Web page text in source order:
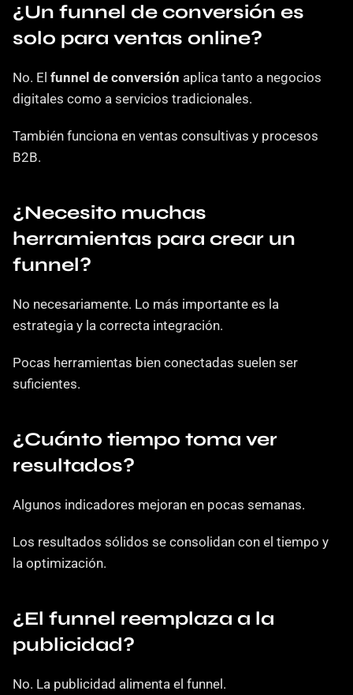
¿Un funnel de conversión es
solo para ventas online?
No. El funnel de conversión aplica tanto a negocios
digitales como a servicios tradicionales.
También funciona en ventas consultivas y procesos
B2B.
¿Necesito muchas
herramientas para crear un
funnel?
No necesariamente. Lo más importante es la
estrategia y la correcta integración.
Pocas herramientas bien conectadas suelen ser
suficientes.
¿Cuánto tiempo toma ver
resultados?
Algunos indicadores mejoran en pocas semanas.
Los resultados sólidos se consolidan con el tiempo y
la optimización.
¿El funnel reemplaza a la
publicidad?
No. La publicidad alimenta el funnel.